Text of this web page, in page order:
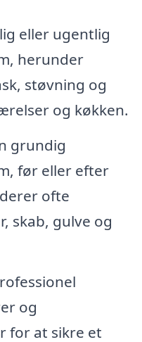
eller ugentlig
herunder
støvning og
og køkken.
grundig
før eller efter
ofte
skab, gulve og
og
for at sikre et